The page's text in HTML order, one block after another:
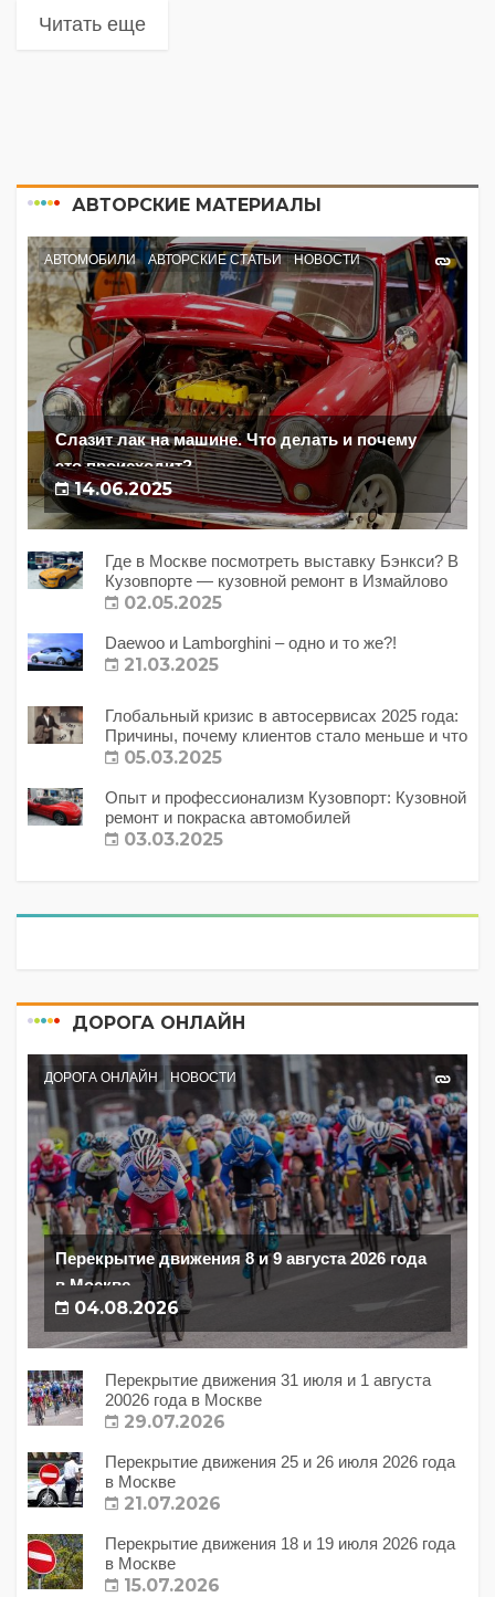
Читать еще
АВТОРСКИЕ МАТЕРИАЛЫ
АВТОМОБИЛИ АВТОРСКИЕ СТАТЬИ НОВОСТИ
Слазит лак на машине. Что делать и почему
это происходит?
14.06.2025
Где в Москве посмотреть выставку Бэнкси? В
Кузовпорте — кузовной ремонт в Измайлово
02.05.2025
Daewoo и Lamborghini – одно и то же?!
21.03.2025
Глобальный кризис в автосервисах 2025 года:
Причины, почему клиентов стало меньше и что
с этим делать?
05.03.2025
Опыт и профессионализм Кузовпорт: Кузовной
ремонт и покраска автомобилей
03.03.2025
ДОРОГА ОНЛАЙН
ДОРОГА ОНЛАЙН НОВОСТИ
Перекрытие движения 8 и 9 августа 2026 года
в Москве
04.08.2026
Перекрытие движения 31 июля и 1 августа
20026 года в Москве
29.07.2026
Перекрытие движения 25 и 26 июля 2026 года
в Москве
21.07.2026
Перекрытие движения 18 и 19 июля 2026 года
в Москве
15.07.2026